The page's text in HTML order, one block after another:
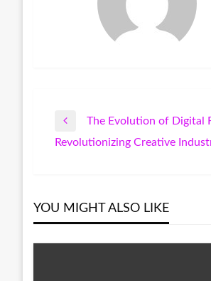
Post
Previous
Post
The Evolution of Digital
Next
Revolutionizing Creative
YOU MIGHT ALSO LIKE